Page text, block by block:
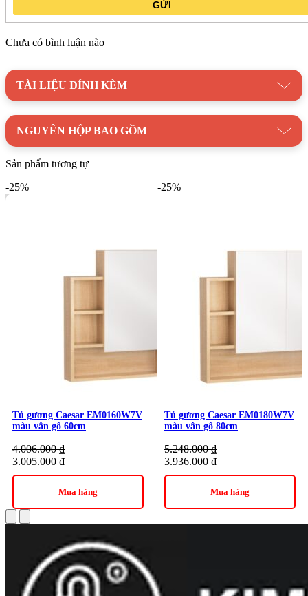
GỬI
Chưa có bình luận nào
TÀI LIỆU ĐÍNH KÈM
NGUYÊN HỘP BAO GỒM
Sản phẩm tương tự
-25%
Tủ gương Caesar EM0160W7V
màu vân gỗ 60cm
4.006.000₫
3.005.000 ₫
Mua hàng
-25%
Tủ gương Caesar EM0180W7V
màu vân gỗ 80cm
5.248.000₫
3.936.000 ₫
Mua hàng